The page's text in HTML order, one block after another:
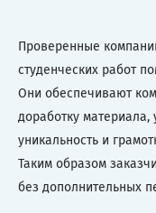
Проверенные
студенческих работ
Они обеспечивают
доработку
уникальность и
Таким образом
без дополнительных